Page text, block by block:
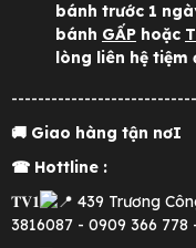
bánh trước 1
bánh GẤP hoặc
lòng liên hệ tiệm
🚚 Giao hàng tận nơI
☎ Hottline :
𝐓𝐕𝟏
439 Trương
3816087 - 0909 366 778